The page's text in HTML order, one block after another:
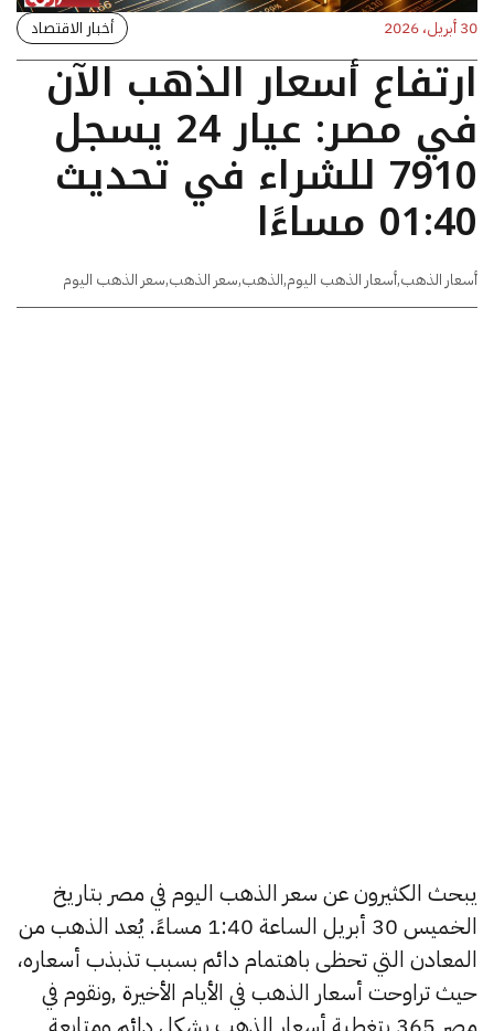
30 أبريل، 2026 أخبار الاقتصاد
ارتفاع أسعار الذهب الآن
في مصر: عيار 24 يسجل
7910 للشراء في تحديث
01:40 مساءًا
أسعار الذهب,أسعار الذهب اليوم,الذهب,سعر الذهب,سعر الذهب اليوم
يبحث الكثيرون عن سعر الذهب اليوم في مصر بتاريخ
الخميس 30 أبريل الساعة 1:40 مساءً. يُعد الذهب من
المعادن التي تحظى باهتمام دائم بسبب تذبذب أسعاره،
حيث تراوحت أسعار الذهب في الأيام الأخيرة ,ونقوم في